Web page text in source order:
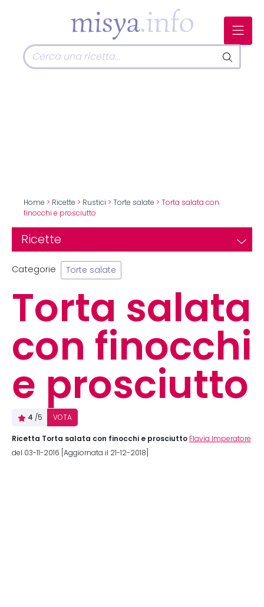
Home > Ricette > Rustici > Torte salate > Torta salata con
finocchi e prosciutto
Ricette
Categorie Torte salate
Torta salata
con finocchi
e prosciutto
4 /5 VOTA
Ricetta Torta salata con finocchi e prosciutto Flavia Imperatore
del 03-11-2016 [Aggiornata il 21-12-2018]